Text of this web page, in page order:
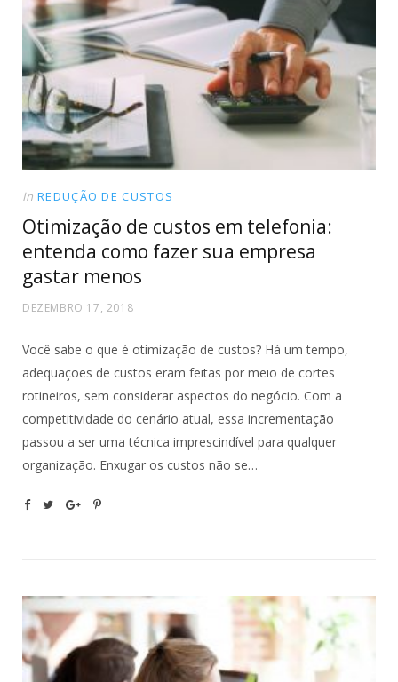
In REDUÇÃO DE CUSTOS
Otimização de custos em telefonia:
entenda como fazer sua empresa
gastar menos
DEZEMBRO 17, 2018
Você sabe o que é otimização de custos? Há um tempo,
adequações de custos eram feitas por meio de cortes
rotineiros, sem considerar aspectos do negócio. Com a
competitividade do cenário atual, essa incrementação
passou a ser uma técnica imprescindível para qualquer
organização. Enxugar os custos não se…